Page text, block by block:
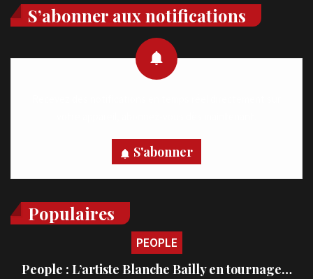
S’abonner aux notifications
S'abonner
Populaires
PEOPLE
People : L’artiste Blanche Bailly en tournage…